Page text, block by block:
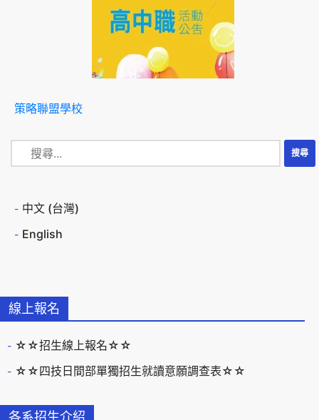
線上報名
☆☆招生線上報名☆☆
☆☆四技日間部單獨招生就讀意願調查表☆☆
各系招生介紹
策略聯盟學校
中文 (台灣)
English